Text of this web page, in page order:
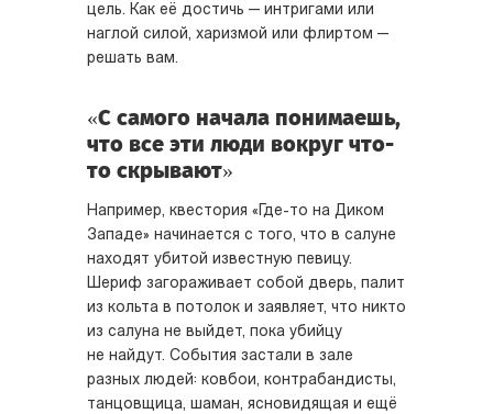
цель. Как её достичь — интригами или
наглой силой, харизмой или флиртом —
решать вам.
«С самого начала понимаешь,
что все эти люди вокруг что-
то скрывают»
Например, квестория «Где-то на Диком
Западе» начинается с того, что в салуне
находят убитой известную певицу.
Шериф загораживает собой дверь, палит
из кольта в потолок и заявляет, что никто
из салуна не выйдет, пока убийцу
не найдут. События застали в зале
разных людей: ковбои, контрабандисты,
танцовщица, шаман, ясновидящая и ещё